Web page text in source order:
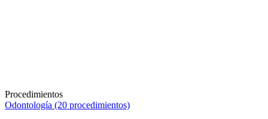
Procedimientos
Odontología (20 procedimientos)